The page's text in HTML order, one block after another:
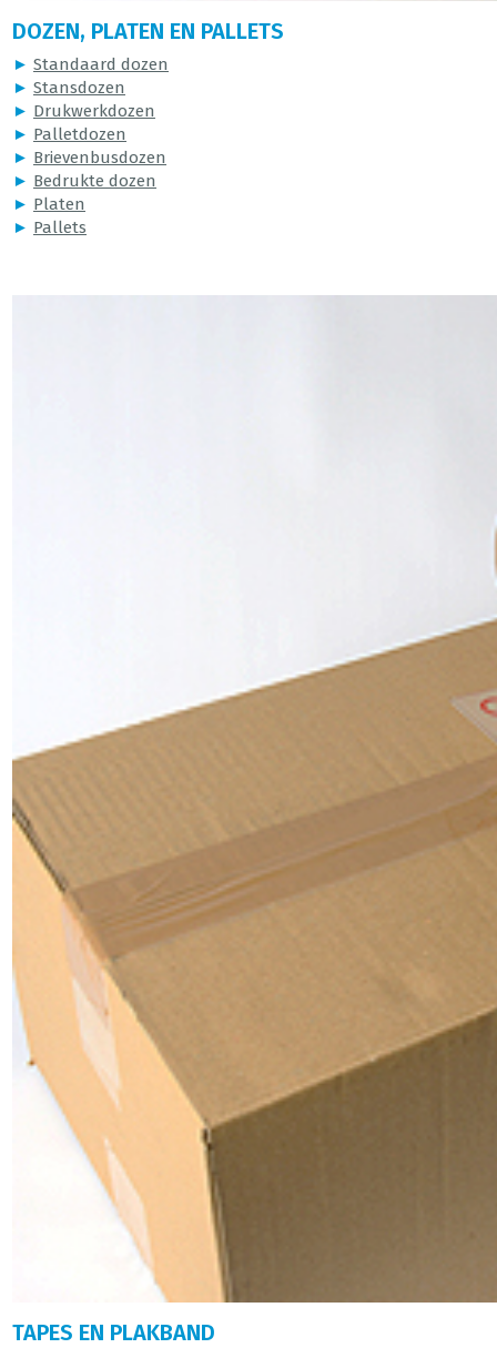
DOZEN, PLATEN EN PALLETS
► Standaard dozen
► Stansdozen
► Drukwerkdozen
► Palletdozen
► Brievenbusdozen
► Bedrukte dozen
► Platen
► Pallets
TAPES EN PLAKBAND